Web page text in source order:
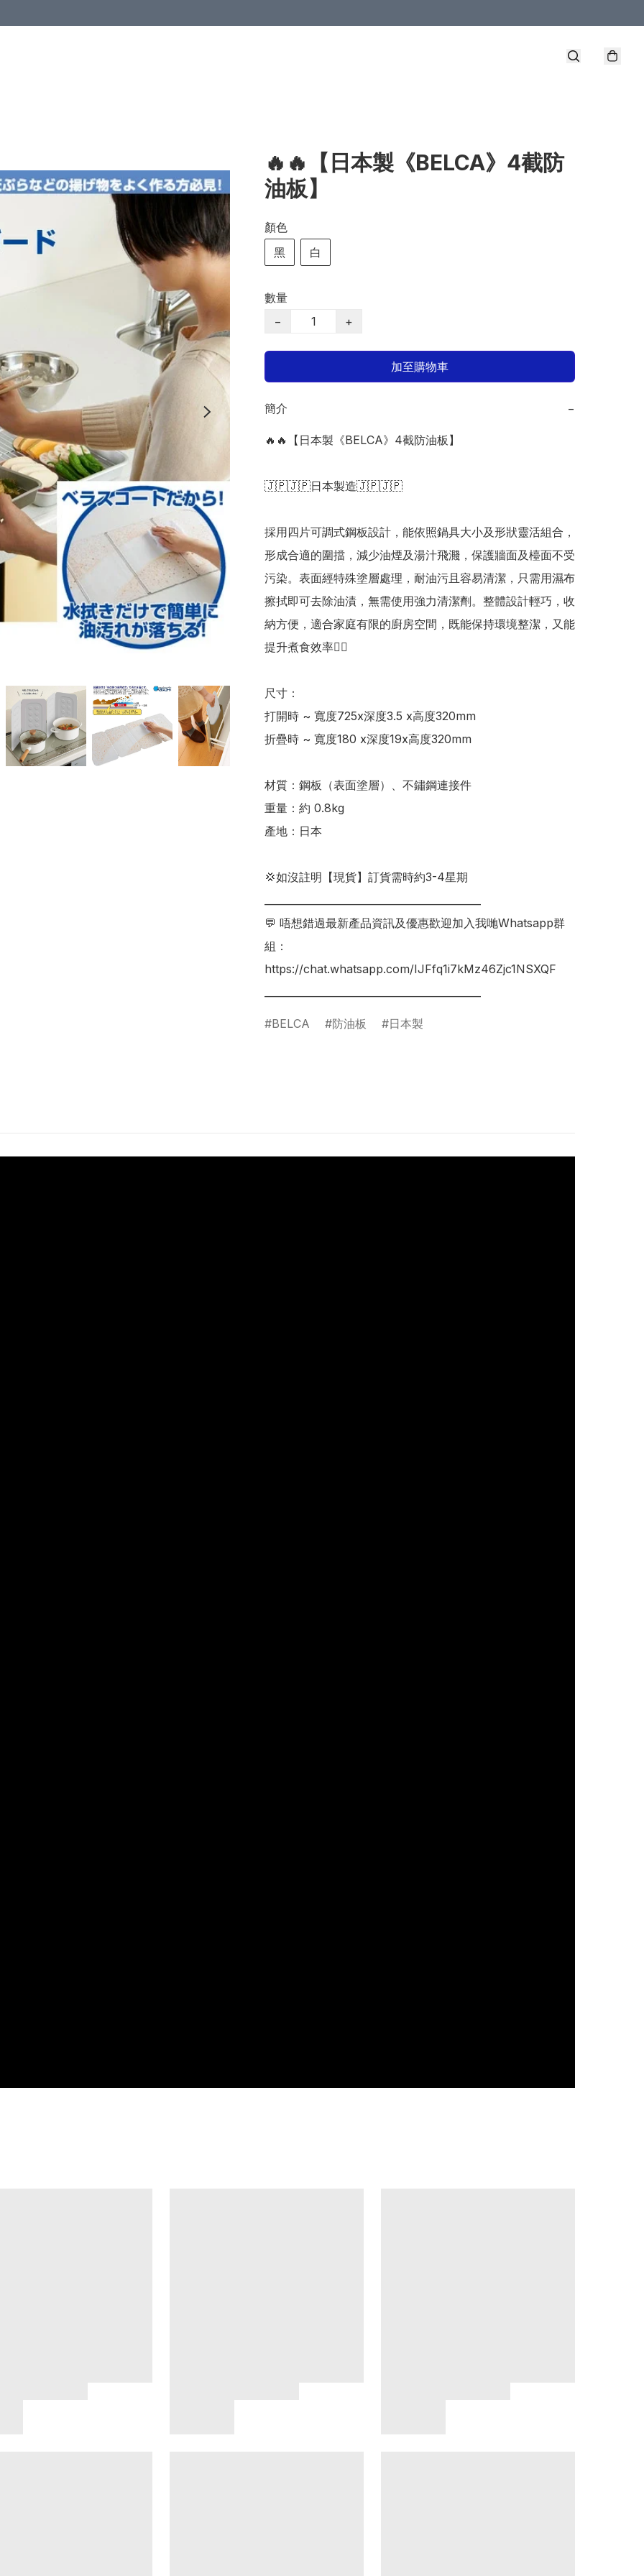
🔥🔥【日本製《BELCA》4截防
油板】
顏色
黑
白
數量
−
+
加至購物車
簡介 −
🔥🔥【日本製《BELCA》4截防油板】
🇯🇵🇯🇵日本製造🇯🇵🇯🇵
採用四片可調式鋼板設計，能依照鍋具大小及形狀靈活組合，
形成合適的圍擋，減少油煙及湯汁飛濺，保護牆面及檯面不受
污染。表面經特殊塗層處理，耐油污且容易清潔，只需用濕布
擦拭即可去除油漬，無需使用強力清潔劑。整體設計輕巧，收
納方便，適合家庭有限的廚房空間，既能保持環境整潔，又能
提升煮食效率👍🏻
尺寸：
打開時 ~ 寬度725x深度3.5 x高度320mm
折疊時 ~ 寬度180 x深度19x高度320mm
材質：鋼板（表面塗層）、不鏽鋼連接件
重量：約 0.8kg
產地：日本
💢如沒註明【現貨】訂貨需時約3-4星期
💬 唔想錯過最新產品資訊及優惠歡迎加入我哋Whatsapp群
組：
https://chat.whatsapp.com/IJFfq1i7kMz46Zjc1NSXQF
BELCA 防油板 日本製